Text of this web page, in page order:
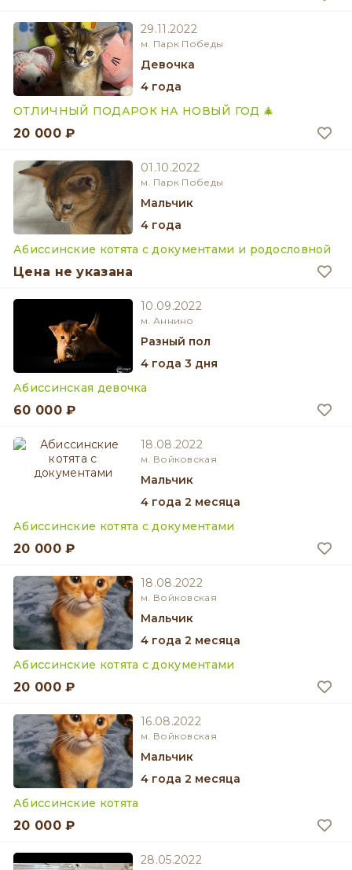
29.11.2022
м. Парк Победы
девочка
4 года
ОТЛИЧНЫЙ ПОДАРОК НА НОВЫЙ ГОД 🎄
20 000 ₽
01.10.2022
м. Парк Победы
мальчик
4 года
Абиссинские котята с документами и родословной
Цена не указана
10.09.2022
м. Аннино
разный пол
4 года 3 дня
Абиссинская девочка
60 000 ₽
18.08.2022
м. Войковская
мальчик
4 года 2 месяца
Абиссинские котята с документами
20 000 ₽
18.08.2022
м. Войковская
мальчик
4 года 2 месяца
Абиссинские котята с документами
20 000 ₽
16.08.2022
м. Войковская
мальчик
4 года 2 месяца
Абиссинские котята
20 000 ₽
28.05.2022